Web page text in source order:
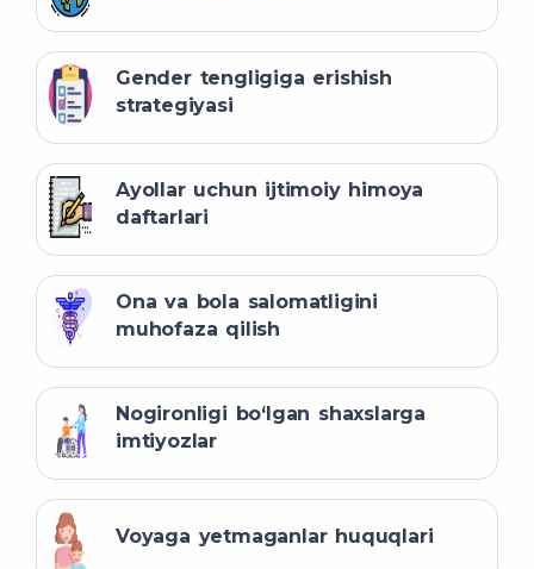
Gender tengligiga erishish
strategiyasi
Ayollar uchun ijtimoiy himoya
daftarlari
Ona va bola salomatligini
muhofaza qilish
Nogironligi bo‘lgan shaxslarga
imtiyozlar
Voyaga yetmaganlar huquqlari